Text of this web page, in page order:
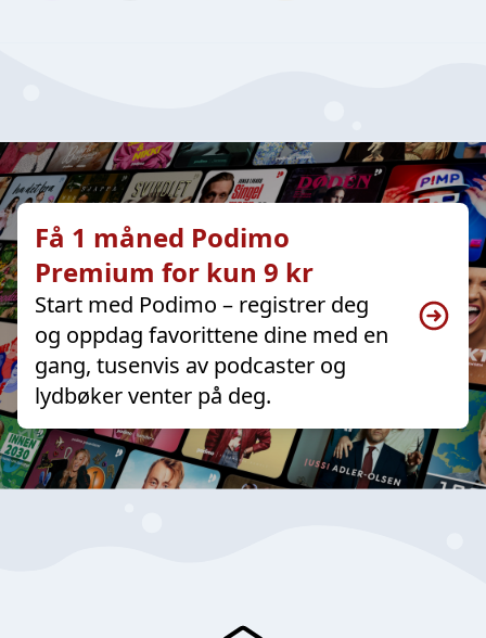
Få 1 måned Podimo
Premium for kun 9 kr
Start med Podimo – registrer deg
og oppdag favorittene dine med en
gang, tusenvis av podcaster og
lydbøker venter på deg.